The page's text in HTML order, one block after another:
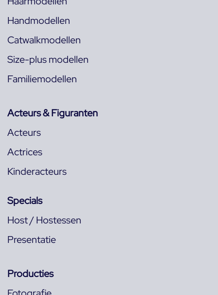
Handmodellen
Catwalkmodellen
Size-plus modellen
Familiemodellen
Acteurs & Figuranten
Acteurs
Actrices
Kinderacteurs
Specials
Host / Hostessen
Presentatie
Producties